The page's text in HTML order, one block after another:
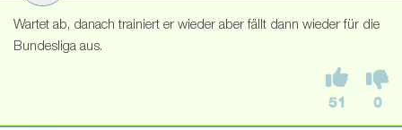
Wartet ab, danach trainiert er wieder aber fällt dann wieder für die
Bundesliga aus.
51 0